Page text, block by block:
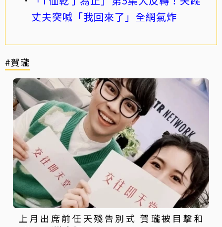
丈夫突喊「我回來了」全網氣炸
#賀瓏
上月出席前任天殘告別式 賀瓏被目擊和